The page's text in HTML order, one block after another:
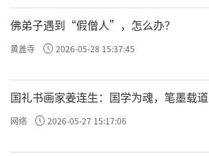
佛弟子遇到“假僧人”，怎么办？
黄盖寺 2026-05-28 15:37:45
国礼书画家姜连生：国学为魂，笔墨载道
网络 2026-05-27 15:17:06